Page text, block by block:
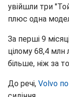
увійшли три
плюс одна
За перші 9
цілому 68,4 млн
більше, ніж за
До речі, Volvo